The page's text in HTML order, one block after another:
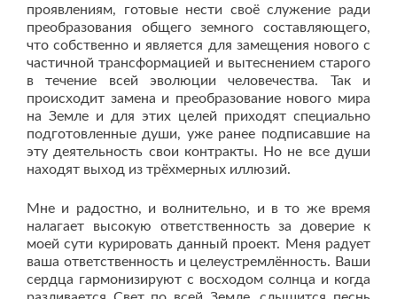
проявлениям, готовые нести своё служение ради
преобразования общего земного составляющего,
что собственно и является для замещения нового с
частичной трансформацией и вытеснением старого
в течение всей эволюции человечества. Так и
происходит замена и преобразование нового мира
на Земле и для этих целей приходят специально
подготовленные души, уже ранее подписавшие на
эту деятельность свои контракты. Но не все души
находят выход из трёхмерных иллюзий.
Мне и радостно, и волнительно, и в то же время
налагает высокую ответственность за доверие к
моей сути курировать данный проект. Меня радует
ваша ответственность и целеустремлённость. Ваши
сердца гармонизируют с восходом солнца и когда